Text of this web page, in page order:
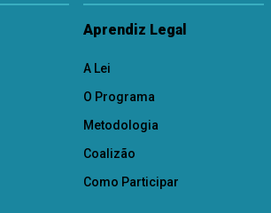
Aprendiz Legal
A Lei
O Programa
Metodologia
Coalizão
Como Participar